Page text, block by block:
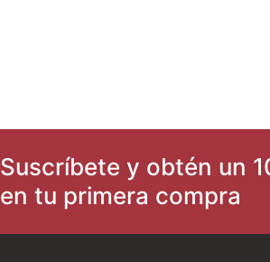
Suscríbete y obtén un
en tu primera compra